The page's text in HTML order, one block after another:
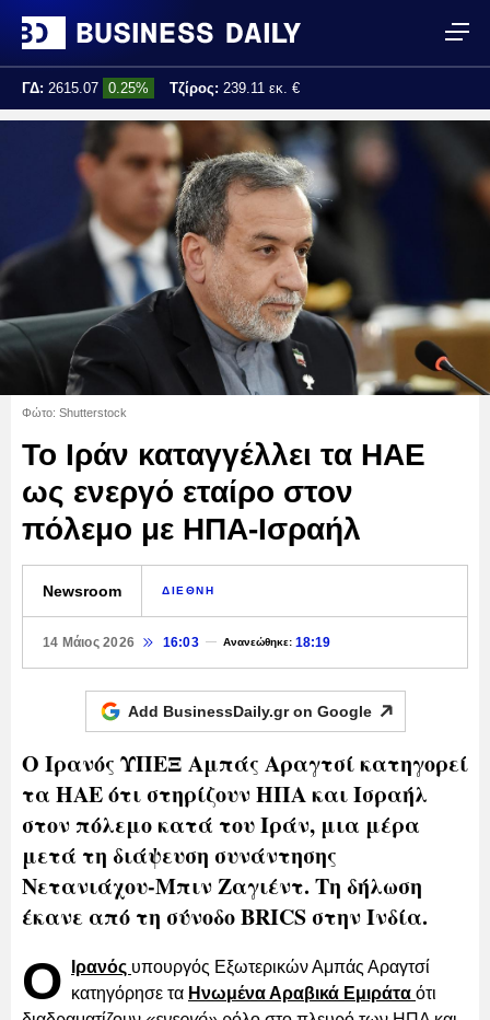
ΓΔ: 2615.07 0.25% Τζίρος: 239.11 εκ. €
Τελ. ενημέρωση: 17:25:01
Φώτο: Shutterstock
Το Ιράν καταγγέλλει τα ΗΑΕ
ως ενεργό εταίρο στον
πόλεμο με ΗΠΑ-Ισραήλ
Newsroom ΔΙΕΘΝΗ
14 Μάιος 2026 16:03 Ανανεώθηκε:18:19
Add BusinessDaily.gr on Google
Ο Ιρανός ΥΠΕΞ Αμπάς Αραγτσί κατηγορεί
τα ΗΑΕ ότι στηρίζουν ΗΠΑ και Ισραήλ
στον πόλεμο κατά του Ιράν, μια μέρα
μετά τη διάψευση συνάντησης
Νετανιάχου-Μπιν Ζαγιέντ. Τη δήλωση
έκανε από τη σύνοδο BRICS στην Ινδία.
Ο Ιρανός υπουργός Εξωτερικών Αμπάς Αραγτσί
κατηγόρησε τα Ηνωμένα Αραβικά Εμιράτα ότι